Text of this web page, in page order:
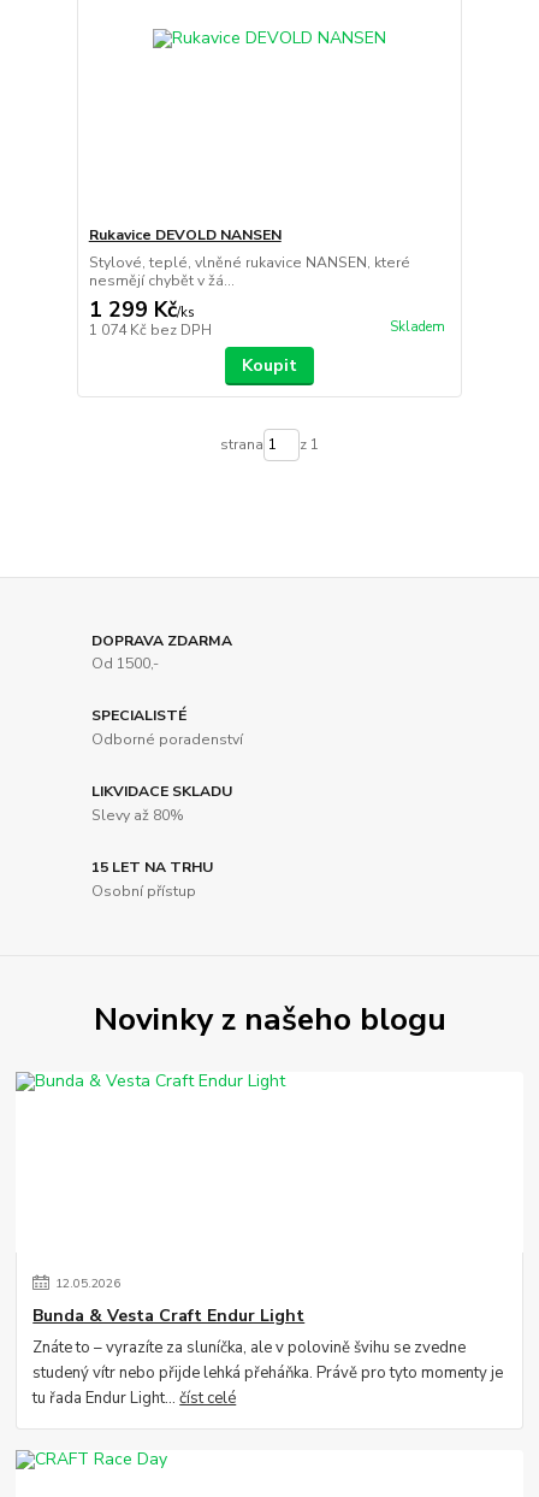
Rukavice DEVOLD NANSEN
Stylové, teplé, vlněné rukavice NANSEN, které
nesmějí chybět v žá...
1 299 Kč/ks
1 074 Kč bez DPH Skladem
Koupit
strana z 1
DOPRAVA ZDARMA
Od 1500,-
SPECIALISTÉ
Odborné poradenství
LIKVIDACE SKLADU
Slevy až 80%
15 LET NA TRHU
Osobní přístup
Novinky z našeho blogu
12.05.2026
Bunda & Vesta Craft Endur Light
Znáte to – vyrazíte za sluníčka, ale v polovině švihu se zvedne
studený vítr nebo přijde lehká přeháňka. Právě pro tyto momenty je
tu řada Endur Light...číst celé